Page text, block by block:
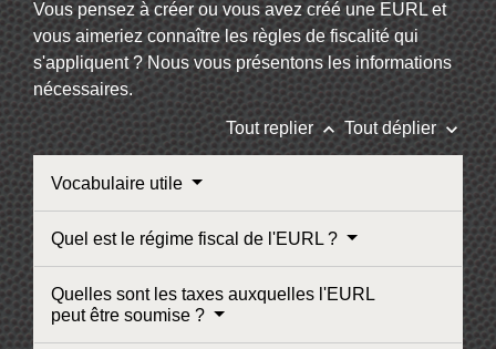
Vous pensez à créer ou vous avez créé une EURL et
vous aimeriez connaître les règles de fiscalité qui
s'appliquent ? Nous vous présentons les informations
nécessaires.
Tout replierkeyboard_arrow_up Tout déplierkeyboard_arrow_down
Vocabulaire utile
Quel est le régime fiscal de l'EURL ?
Quelles sont les taxes auxquelles l'EURL
peut être soumise ?